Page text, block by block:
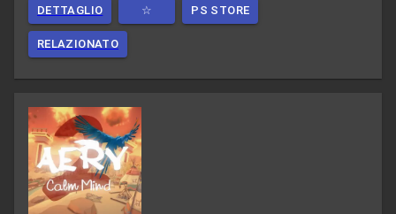
DETTAGLIO ☆ PS STORE
RELAZIONATO